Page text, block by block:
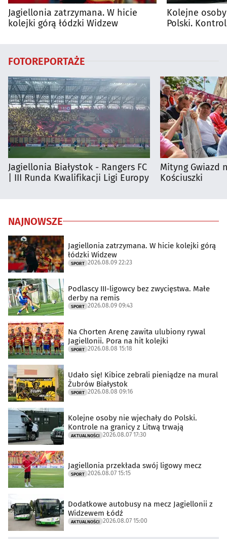
Jagiellonia zatrzymana. W hicie
kolejki górą łódzki Widzew
Kolejne
Polski.
FOTOREPORTAŻE
Jagiellonia Białystok - Rangers FC
| III Runda Kwalifikacji Ligi Europy
Mityng Gwiazd
Kościuszki
NAJNOWSZE
Jagiellonia zatrzymana. W hicie kolejki górą
łódzki Widzew
SPORT 2026.08.09 22:23
Podlascy III-ligowcy bez zwycięstwa. Małe
derby na remis
SPORT 2026.08.09 09:43
Na Chorten Arenę zawita ulubiony rywal
Jagiellonii. Pora na hit kolejki
SPORT 2026.08.08 15:18
Udało się! Kibice zebrali pieniądze na mural
Żubrów Białystok
SPORT 2026.08.08 09:16
Kolejne osoby nie wjechały do Polski.
Kontrole na granicy z Litwą trwają
AKTUALNOŚCI 2026.08.07 17:30
Jagiellonia przekłada swój ligowy mecz
SPORT 2026.08.07 15:15
Dodatkowe autobusy na mecz Jagiellonii z
Widzewem Łódź
AKTUALNOŚCI 2026.08.07 15:00